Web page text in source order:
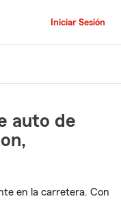
Iniciar Sesión
auto de
en la carretera. Con